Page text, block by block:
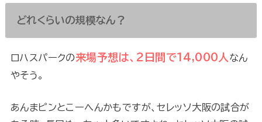
どれくらいの規模なん？
ロハスパークの来場予想は、2日間で14,000人 なん
やそう。
あんまピンとこーへんかもですが、セレッソ大阪の試合が